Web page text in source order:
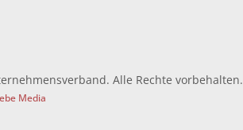
Alle Rechte vorbehalten.
Media